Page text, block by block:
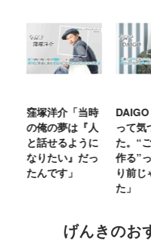
DAIGO「親にな
って気づい
た。“ごはんを
作る”って当た
り前じゃなかっ
本上ま
「『助
『でき
言えな
だった
げんきのお